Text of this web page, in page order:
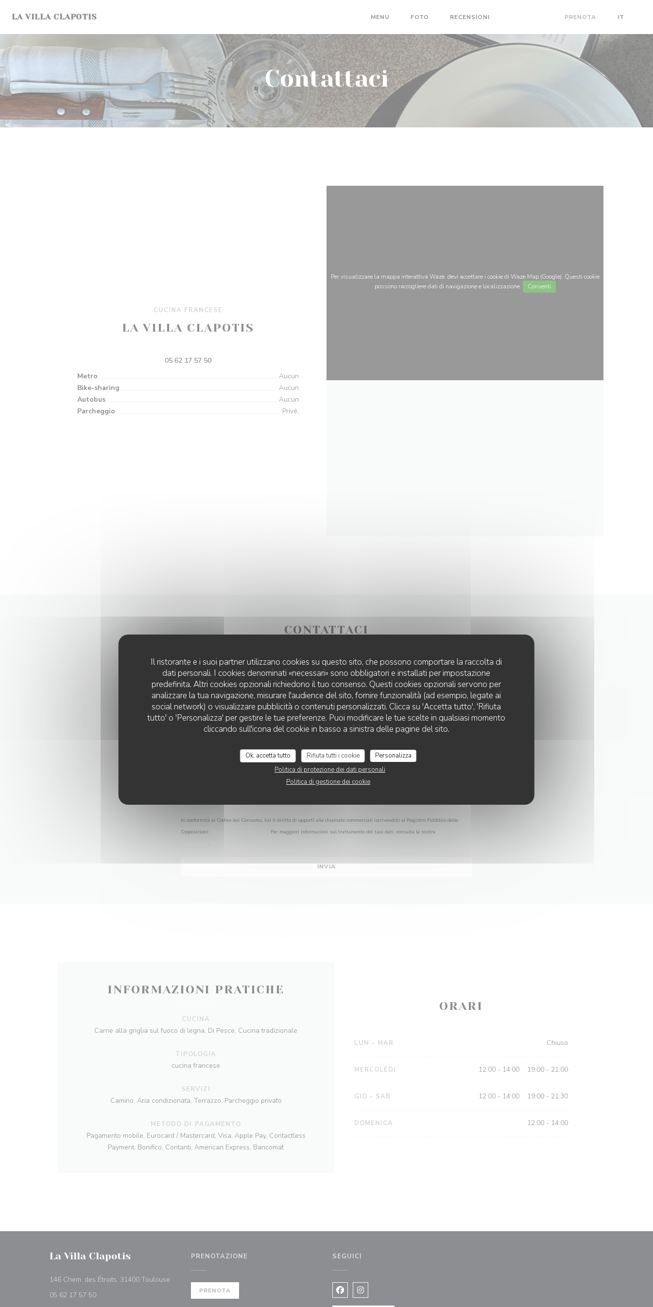
Il ristorante e i suoi partner utilizzano cookies su questo sito, che possono comportare la raccolta di
dati personali. I cookies denominati «necessari» sono obbligatori e installati per impostazione
predefinita. Altri cookies opzionali richiedono il tuo consenso. Questi cookies opzionali servono per
analizzare la tua navigazione, misurare l'audience del sito, fornire funzionalità (ad esempio, legate ai
social network) o visualizzare pubblicità o contenuti personalizzati. Clicca su 'Accetta tutto', 'Rifiuta
tutto' o 'Personalizza' per gestire le tue preferenze. Puoi modificare le tue scelte in qualsiasi momento
cliccando sull'icona del cookie in basso a sinistra delle pagine del sito.
Ok, accetta tutto Rifiuta tutti i cookie
Personalizza
Politica di protezione dei dati personali
Politica di gestione dei cookie
LA VILLA CLAPOTIS MENU FOTO RECENSIONI PRENOTA IT
Contattaci
CUCINA FRANCESE
LA VILLA CLAPOTIS
05 62 17 57 50
Metro
Aucun
Bike-sharing
Aucun
Autobus
Aucun
Parcheggio
Privé,
Per visualizzare la mappa interattiva Waze, devi accettare i cookie di Waze Map (Google). Questi cookie
possono raccogliere dati di navigazione e localizzazione.
Consenti
CONTATTACI
Vuoi contattarci?
Compila il modulo sottostante!
In conformità al Codice del Consumo, hai il diritto di opporti alle chiamate commerciali iscrivendoti al Registro Pubblico delle
Opposizioni:
. Per maggiori informazioni sul trattamento dei tuoi dati, consulta la nostra
.
INFORMAZIONI PRATICHE
CUCINA
Carne alla griglia sul fuoco di legna, Di Pesce, Cucina tradizionale
TIPOLOGIA
cucina francese
SERVIZI
Camino, Aria condizionata, Terrazzo, Parcheggio privato
METODO DI PAGAMENTO
Pagamento mobile, Eurocard / Mastercard, Visa, Apple Pay, Contactless
Payment, Bonifico, Contanti, American Express, Bancomat
ORARI
LUN - MAR Chiuso
MERCOLEDI 12:00 - 14:00 19:00 - 21:00
GIO - SAB 12:00 - 14:00 19:00 - 21:30
DOMENICA 12:00 - 14:00
La Villa Clapotis
146 Chem. des Étroits, 31400 Toulouse
05 62 17 57 50
PRENOTAZIONE
PRENOTA
SEGUICI
Facebook ((apre una nuova finestra))
Instagram ((apre una nuova finestra))
LA VILLA CLAPOTIS